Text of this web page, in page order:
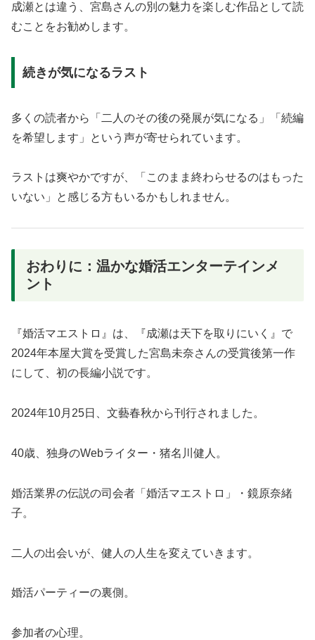
成瀬とは違う、宮島さんの別の魅力を楽しむ作品として読
むことをお勧めします。
続きが気になるラスト
多くの読者から「二人のその後の発展が気になる」「続編
を希望します」という声が寄せられています。
ラストは爽やかですが、「このまま終わらせるのはもった
いない」と感じる方もいるかもしれません。
おわりに：温かな婚活エンターテインメ
ント
『婚活マエストロ』は、『成瀬は天下を取りにいく』で
2024年本屋大賞を受賞した宮島未奈さんの受賞後第一作
にして、初の長編小説です。
2024年10月25日、文藝春秋から刊行されました。
40歳、独身のWebライター・猪名川健人。
婚活業界の伝説の司会者「婚活マエストロ」・鏡原奈緒
子。
二人の出会いが、健人の人生を変えていきます。
婚活パーティーの裏側。
参加者の心理。